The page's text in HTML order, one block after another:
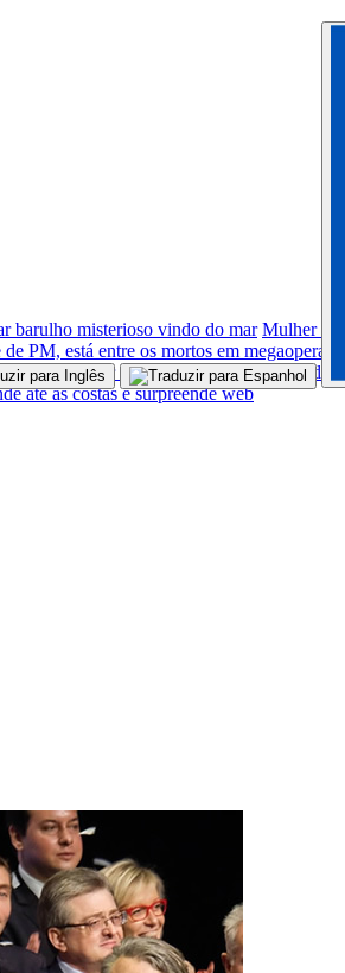
barulho misterioso vindo do mar Mulher é
PM, está entre os mortos em megaoperação
em SC Mulher trans é brutalmente agredida
até as costas e surpreende web